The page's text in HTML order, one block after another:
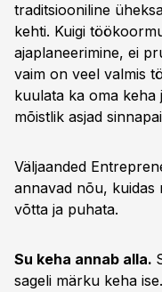
traditsiooniline
kehti. Kuigi
ajaplaneerimine, ei
vaim on veel valmis
kuulata ka oma keha
mõistlik asjad
Väljaanded
annavad nõu, kuidas
võtta ja puhata.
Su keha annab alla.
sageli märku keha